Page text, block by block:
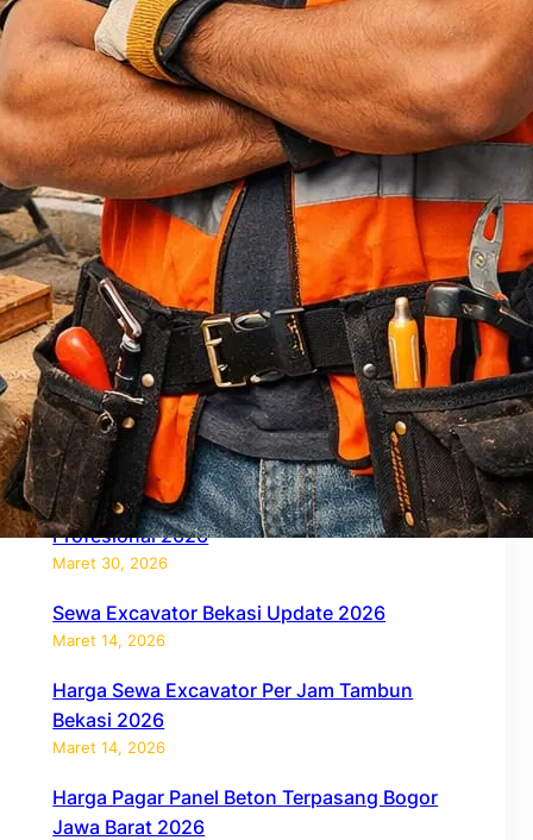
Jasa Bore Pile
Pagar Panel Beton
Sewa Alat Berat
Sewa Crane
Sewa Excavator
Sewa Excavator
Sewa Forklift
U Ditch Beton
Uncategorized
Recent Posts
Jasa Tukang Bangun Rumah Majalengka
Profesional 2026
Maret 30, 2026
Sewa Excavator Bekasi Update 2026
Maret 14, 2026
Harga Sewa Excavator Per Jam Tambun
Bekasi 2026
Maret 14, 2026
Harga Pagar Panel Beton Terpasang Bogor
Jawa Barat 2026